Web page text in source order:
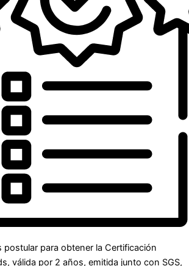
postular para obtener la Certificación
válida por 2 años, emitida junto con SGS,